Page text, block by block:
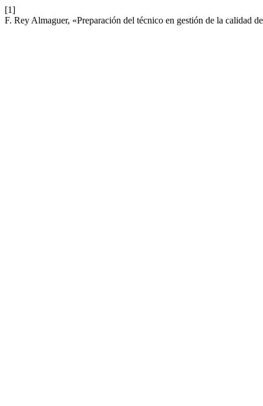
[1]
F. Rey Almaguer, «Preparación del técnico en gestión de la calidad